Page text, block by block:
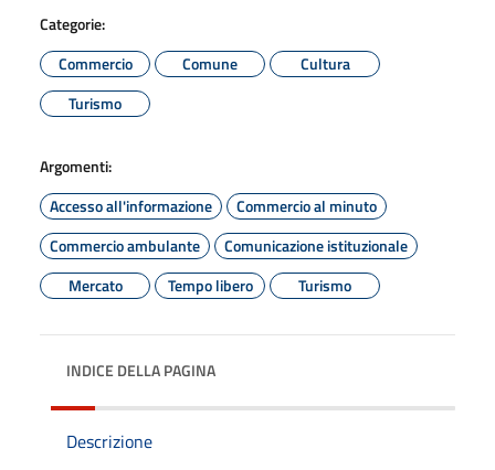
Categorie:
Commercio
Comune
Cultura
Turismo
Argomenti:
Accesso all'informazione
Commercio al minuto
Commercio ambulante
Comunicazione istituzionale
Mercato
Tempo libero Turismo
INDICE DELLA PAGINA
Descrizione